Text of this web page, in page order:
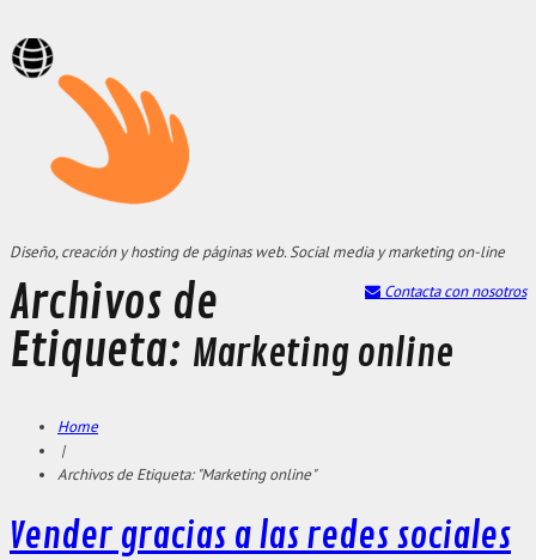
Diseño, creación y hosting de páginas web. Social media y marketing on-line
Contacta con nosotros
Archivos de
Etiqueta: Marketing online
Home
|
Archivos de Etiqueta: "Marketing online"
Vender gracias a las redes sociales